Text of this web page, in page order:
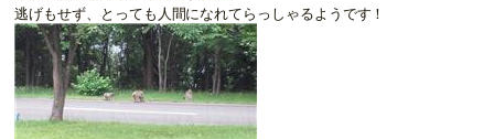
逃げもせず、とっても人間になれてらっしゃるようです！